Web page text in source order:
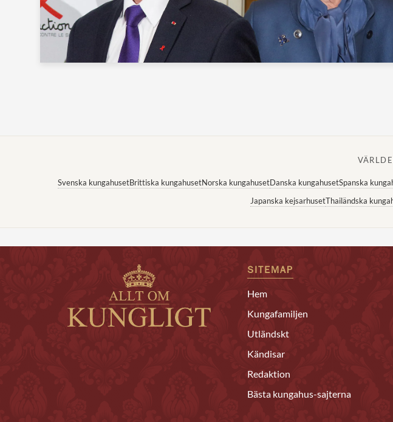
Svenska kungahusetBrittiska kungahusetNorska kungahusetDanska kungahusetSpanska
Japanska kejsarhusetThailändska
SITEMAP
Hem
Kungafamiljen
Utländskt
Kändisar
Redaktion
Bästa kungahus-sajterna